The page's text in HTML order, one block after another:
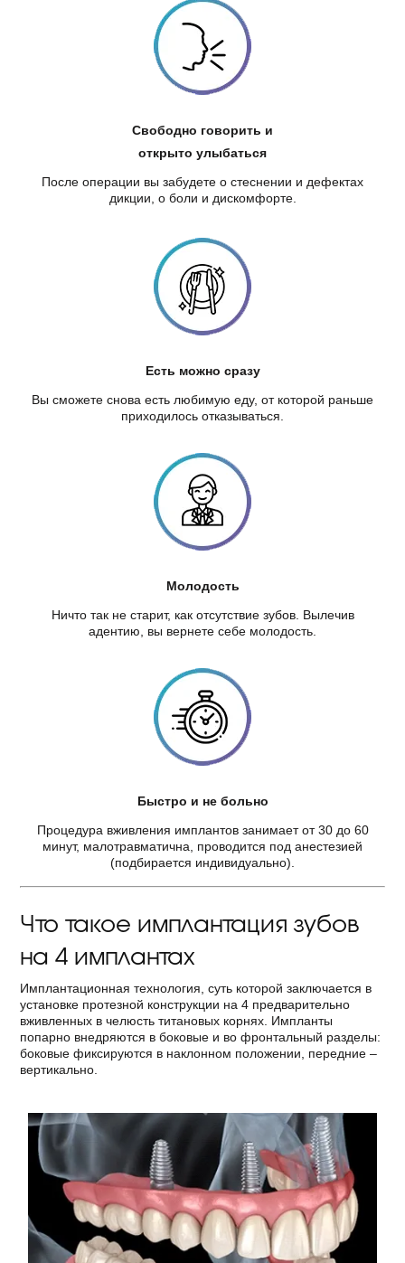
Свободно говорить и
открыто улыбаться
После операции вы забудете о стеснении и дефектах
дикции, о боли и дискомфорте.
Есть можно сразу
Вы сможете снова есть любимую еду, от которой раньше
приходилось отказываться.
Молодость
Ничто так не старит, как отсутствие зубов. Вылечив
адентию, вы вернете себе молодость.
Быстро и не больно
Процедура вживления имплантов занимает от 30 до 60
минут, малотравматична, проводится под анестезией
(подбирается индивидуально).
Что такое имплантация зубов
на 4 имплантах
Имплантационная технология, суть которой заключается в
установке протезной конструкции на 4 предварительно
вживленных в челюсть титановых корнях. Импланты
попарно внедряются в боковые и во фронтальный разделы:
боковые фиксируются в наклонном положении, передние –
вертикально.